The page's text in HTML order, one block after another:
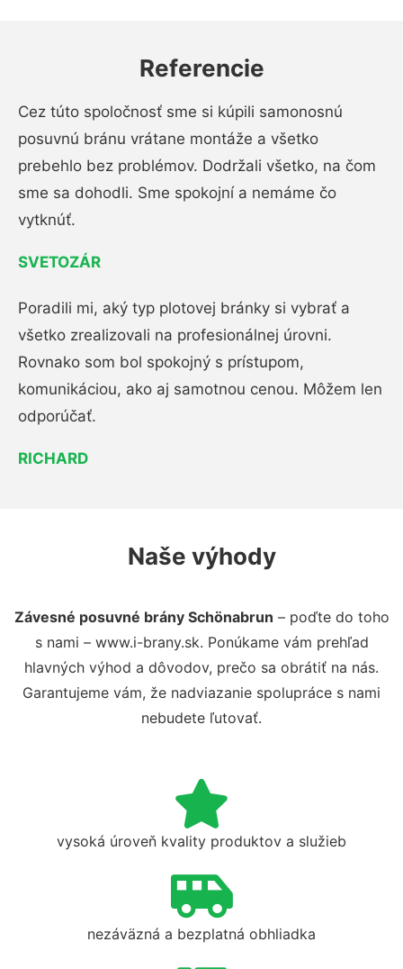
Referencie
Cez túto spoločnosť sme si kúpili samonosnú
posuvnú bránu vrátane montáže a všetko
prebehlo bez problémov. Dodržali všetko, na čom
sme sa dohodli. Sme spokojní a nemáme čo
vytknúť.
SVETOZÁR
Poradili mi, aký typ plotovej bránky si vybrať a
všetko zrealizovali na profesionálnej úrovni.
Rovnako som bol spokojný s prístupom,
komunikáciou, ako aj samotnou cenou. Môžem len
odporúčať.
RICHARD
Naše výhody
Závesné posuvné brány Schönabrun – poďte do toho
s nami – www.i-brany.sk. Ponúkame vám prehľad
hlavných výhod a dôvodov, prečo sa obrátiť na nás.
Garantujeme vám, že nadviazanie spolupráce s nami
nebudete ľutovať.
vysoká úroveň kvality produktov a služieb
nezáväzná a bezplatná obhliadka